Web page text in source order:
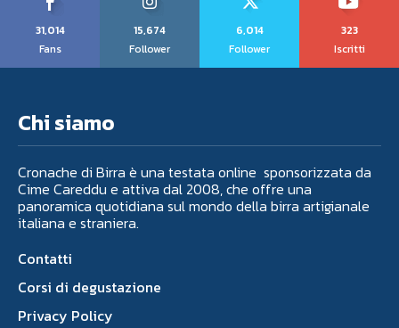
31,014
Fans
15,674
Follower
6,014
Follower
323
Iscritti
Chi siamo
Cronache di Birra è una testata online sponsorizzata da
Cime Careddu e attiva dal 2008, che offre una
panoramica quotidiana sul mondo della birra artigianale
italiana e straniera.
Contatti
Corsi di degustazione
Privacy Policy